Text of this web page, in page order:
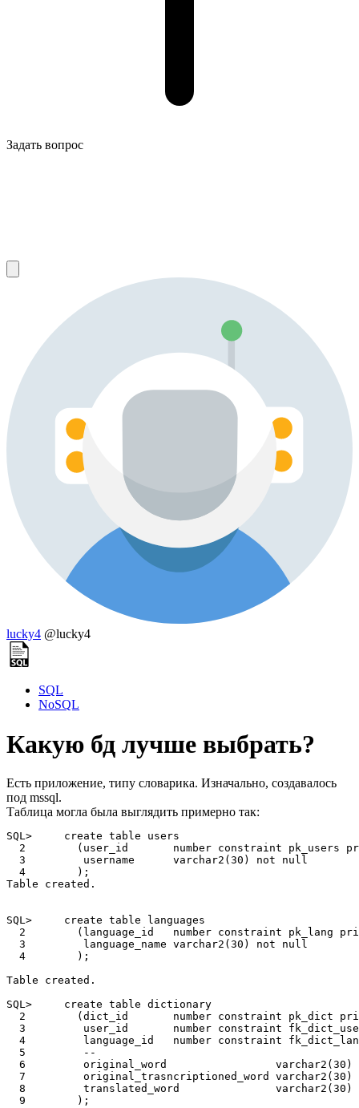
Задать вопрос
lucky4 @lucky4
SQL
NoSQL
Какую бд лучше выбрать?
Есть приложение, типу словарика. Изначально, создавалось
под mssql.
Таблица могла была выглядить примерно так:
SQL>     create table users
2        (user_id       number constraint pk_users
  3         username      varchar2(30) not null
  4        );
Table created.
SQL>     create table languages
2        (language_id   number constraint pk_lang
  3         language_name varchar2(30) not null
  4        );
Table created.
SQL>     create table dictionary
2        (dict_id       number constraint pk_dict
3         user_id       number constraint
4         language_id   number constraint
  5         --
6         original_word                 varchar2(30)
7         original_trasncriptioned_word varchar2(30)
8         translated_word               varchar2(30)
  9        );